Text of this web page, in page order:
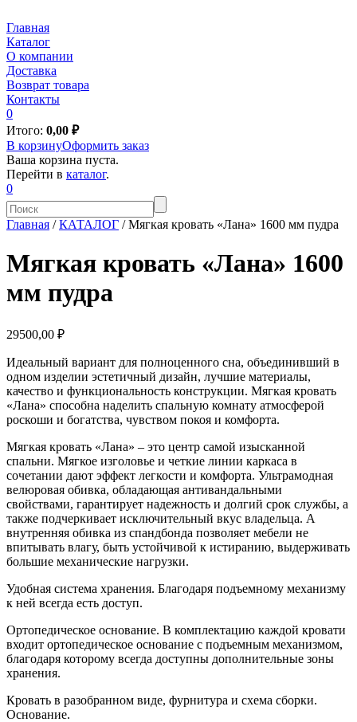
Главная
Каталог
О компании
Доставка
Возврат товара
Контакты
0
Итого: 0,00 ₽
В корзинуОформить заказ
Ваша корзина пуста.
Перейти в каталог.
0
Главная / КАТАЛОГ / Мягкая кровать «Лана» 1600 мм пудра
Мягкая кровать «Лана» 1600
мм пудра
29500,00 ₽
Идеальный вариант для полноценного сна, объединивший в
одном изделии эстетичный дизайн, лучшие материалы,
качество и функциональность конструкции. Мягкая кровать
«Лана» способна наделить спальную комнату атмосферой
роскоши и богатства, чувством покоя и комфорта.
Мягкая кровать «Лана» – это центр самой изысканной
спальни. Мягкое изголовье и четкие линии каркаса в
сочетании дают эффект легкости и комфорта. Ультрамодная
велюровая обивка, обладающая антивандальными
свойствами, гарантирует надежность и долгий срок службы, а
также подчеркивает исключительный вкус владельца. А
внутренняя обивка из спандбонда позволяет мебели не
впитывать влагу, быть устойчивой к истиранию, выдерживать
большие механические нагрузки.
Удобная система хранения. Благодаря подъемному механизму
к ней всегда есть доступ.
Ортопедическое основание. В комплектацию каждой кровати
входит ортопедическое основание с подъемным механизмом,
благодаря которому всегда доступны дополнительные зоны
хранения.
Кровать в разобранном виде, фурнитура и схема сборки.
Основание.